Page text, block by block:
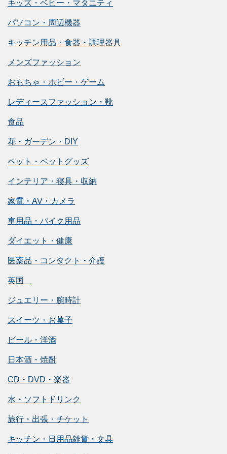
キッズ・ベビー・マタニティ
パソコン・周辺機器
キッチン用品・食器・調理器具
メンズファッション
おもちゃ・ホビー・ゲーム
レディースファッション・靴
食品
花・ガーデン・DIY
ペット・ペットグッズ
インテリア・寝具・収納
家電・AV・カメラ
車用品・バイク用品
ダイエット・健康
医薬品・コンタクト・介護
英国
ジュエリー・腕時計
スイーツ・お菓子
ビール・洋酒
日本酒・焼酎
CD・DVD・楽器
水・ソフトドリンク
旅行・出張・チケット
キッチン・日用品雑貨・文具